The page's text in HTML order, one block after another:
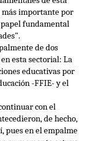
más importante por
fundamental
de dos
esta sectorial: La
educativas por
-FFIE- y el
con el
de hecho,
pues en el empalme